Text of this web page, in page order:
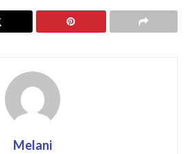
Melani